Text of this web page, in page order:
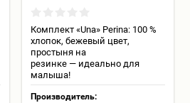
Комплект «Una» Perina: 100 %
хлопок, бежевый цвет,
простыня на
резинке — идеально для
малыша!
Производитель: